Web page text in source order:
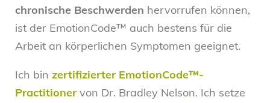
chronische Beschwerden hervorrufen können,
ist der EmotionCode™ auch bestens für die
Arbeit an körperlichen Symptomen geeignet.
Ich bin zertifizierter EmotionCode™-
Practitioner von Dr. Bradley Nelson. Ich setze